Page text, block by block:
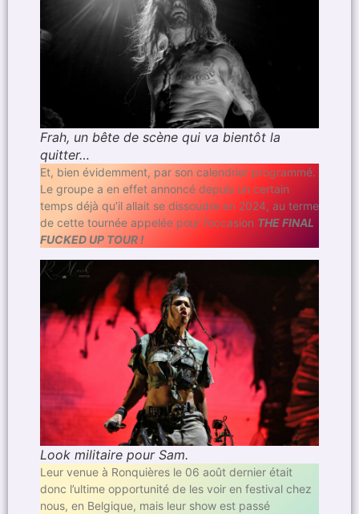
Frah, un bête de scène qui va bientôt la
quitter…
Et, bien évidemment, par son calendrier programmé.
Le groupe a en effet annoncé depuis un certain
temps déjà qu’il allait se dissoudre en 2024, au terme
de cette tournée appelée pour l’occasion THE FINAL
FUCKED UP TOUR !
Look militaire pour Sam.
Leur venue à Ronquières le 06 août dernier était
donc l’ultime opportunité de les voir en festival chez
nous, en Belgique, mais leur show est passé